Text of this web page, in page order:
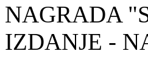
NAGRADA
IZDANJE -